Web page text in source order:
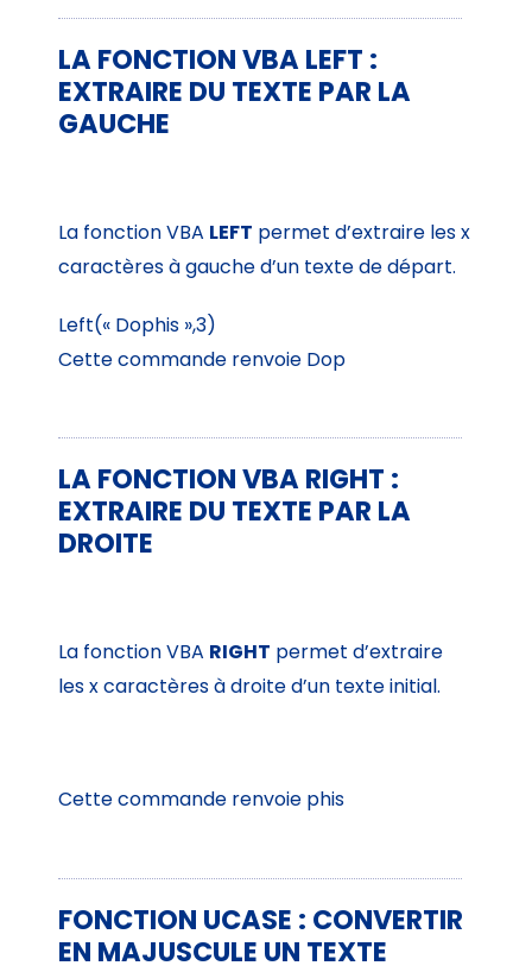
LA FONCTION VBA LEFT :
EXTRAIRE DU TEXTE PAR LA
GAUCHE
La fonction VBA LEFT permet d’extraire les x
caractères à gauche d’un texte de départ.
Left(« Dophis »,3)
Cette commande renvoie Dop
LA FONCTION VBA RIGHT :
EXTRAIRE DU TEXTE PAR LA
DROITE
La fonction VBA RIGHT permet d’extraire
les x caractères à droite d’un texte initial.
Cette commande renvoie phis
FONCTION UCASE : CONVERTIR
EN MAJUSCULE UN TEXTE